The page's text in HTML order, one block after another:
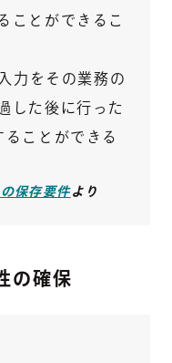
ことができるこ
力をその業務の
した後に行った
ることができる
保存要件より
の確保